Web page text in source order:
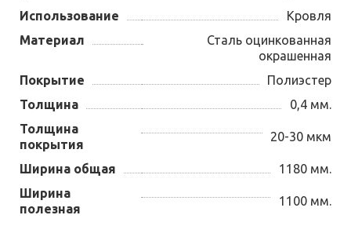
Использование
Кровля
Материал
Сталь оцинкованная
окрашенная
Покрытие
Полиэстер
Толщина
0,4 мм.
Толщина
покрытия
20-30 мкм
Ширина общая
1180 мм.
Ширина
полезная
1100 мм.